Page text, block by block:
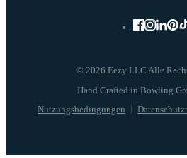
© 2026 Eezy LLC Alle
Nutzungsbedingungen